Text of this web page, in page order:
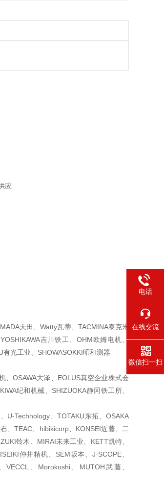
应
天田、Watty瓦蒂、TACMINA泰克米
吉川铁工、OHM欧姆电机、
光工业、SHOWASOKKI昭和测器
、OSAWA大泽、EOLUS真空企业株式会
纪和机械、SHIZUOKA静冈铁工所、
U-Technology、TOTAKU东拓、OSAKA
、TEAC、hibikicorp、KONSEI近藤、二
铃木、MIRAI未来工业、KETT凯特、
仲井精机、SEM坂本、J-SCOPE、
、Morokoshi、MUTOH武藤、
电话
在线交流
微信扫一扫